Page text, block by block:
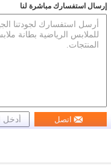
إرسال استفسارك مباشرة لنا
اتصل